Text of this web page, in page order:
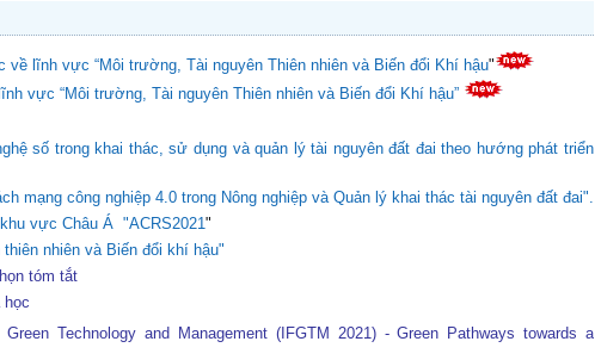
về lĩnh vực “Môi trường, Tài nguyên Thiên nhiên và Biến đổi Khí hậu"
vực “Môi trường, Tài nguyên Thiên nhiên và Biến đổi Khí hậu”
số trong khai thác, sử dụng và quản lý tài nguyên đất đai theo hướng phát triển
mạng công nghiệp 4.0 trong Nông nghiệp và Quản lý khai thác tài nguyên đất đai".
vực Châu Á "ACRS2021"
nhiên và Biến đổi khí hậu"
tóm tắt
học
Technology and Management (IFGTM 2021) - Green Pathways towards a